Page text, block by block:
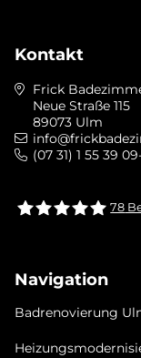
Kontakt
Frick
Neue Straße 115
89073 Ulm
(07 31) 1 55 39
78
Navigation
Badrenovierung